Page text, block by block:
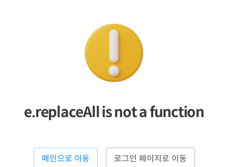
e.replaceAll is not a function
메인으로 이동 로그인 페이지로 이동